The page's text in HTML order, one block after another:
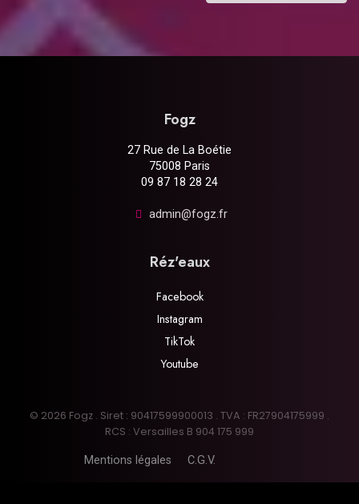
Fogz
27 Rue de La Boétie
75008 Paris
09 87 18 28 24
admin@fogz.fr
Réz'eaux
Facebook
Instagram
TikTok
Youtube
© 2026 Fogz . Siret : 90417599900013 . TVA : FR27904175999 .
RCS : Versailles B 904 175 999
Mentions légales C.G.V.